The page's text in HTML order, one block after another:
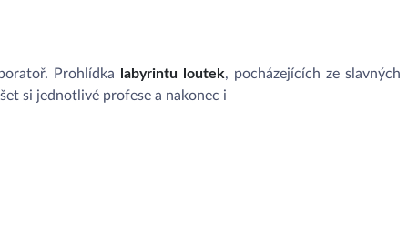
Prohlídka labyrintu loutek, pocházejících ze slavných
si jednotlivé profese a nakonec i